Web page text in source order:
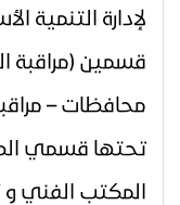
لإدارة التنمية
محافظات –
تحتها قسمي
المكتب الفني و